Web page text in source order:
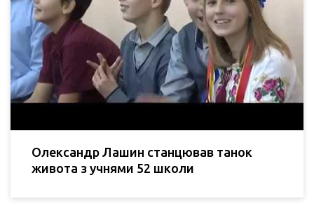
Олександр Лашин станцював танок
живота з учнями 52 школи